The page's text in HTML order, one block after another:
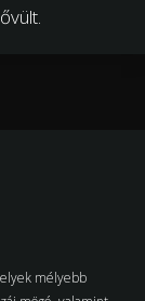
mélyebb